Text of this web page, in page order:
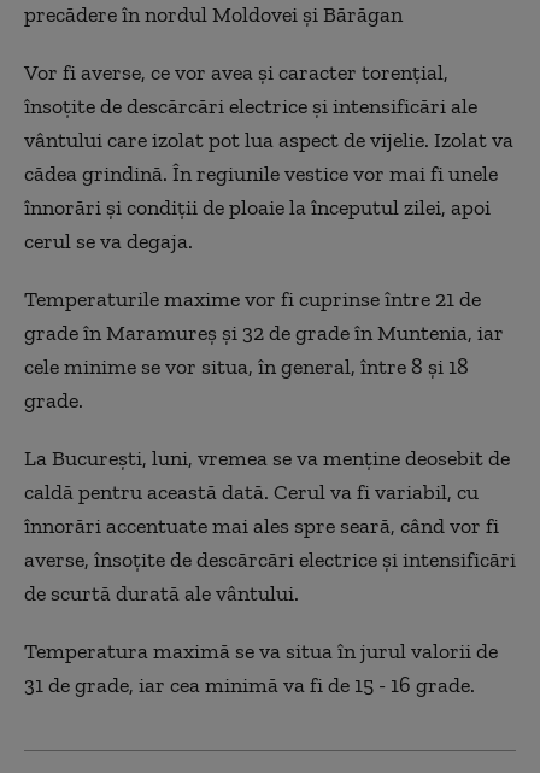
precădere în nordul Moldovei şi Bărăgan
Vor fi averse, ce vor avea şi caracter torenţial,
însoţite de descărcări electrice şi intensificări ale
vântului care izolat pot lua aspect de vijelie. Izolat va
cădea grindină. În regiunile vestice vor mai fi unele
înnorări şi condiţii de ploaie la începutul zilei, apoi
cerul se va degaja.
Temperaturile maxime vor fi cuprinse între 21 de
grade în Maramureş şi 32 de grade în Muntenia, iar
cele minime se vor situa, în general, între 8 şi 18
grade.
La Bucureşti, luni, vremea se va menţine deosebit de
caldă pentru această dată. Cerul va fi variabil, cu
înnorări accentuate mai ales spre seară, când vor fi
averse, însoţite de descărcări electrice şi intensificări
de scurtă durată ale vântului.
Temperatura maximă se va situa în jurul valorii de
31 de grade, iar cea minimă va fi de 15 - 16 grade.